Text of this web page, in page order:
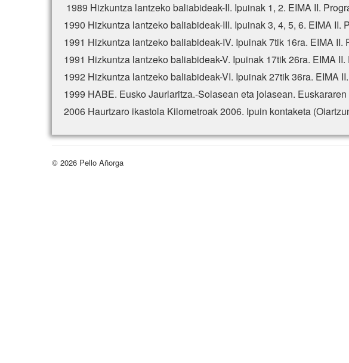
1989 Hizkuntza lantzeko baliabideak-II. Ipuinak 1, 2. EIMA II.
1990 Hizkuntza lantzeko baliabideak-III. Ipuinak 3, 4, 5, 6. EIMA
1991 Hizkuntza lantzeko baliabideak-IV. Ipuinak 7tik 16ra. EIMA
1991 Hizkuntza lantzeko baliabideak-V. Ipuinak 17tik 26ra. EIMA
1992 Hizkuntza lantzeko baliabideak-VI. Ipuinak 27tik 36ra. EIMA
1999 HABE. Eusko Jaurlaritza.-Solasean eta jolasean.
2006 Haurtzaro ikastola Kilometroak 2006. Ipuin kontaketa
© 2026 Pello Añorga